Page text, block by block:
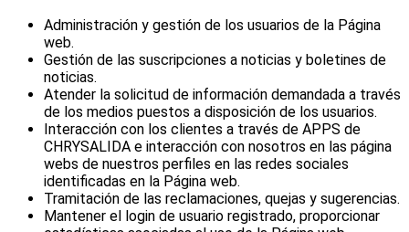
Administración y gestión de los usuarios de la Página
web.
Gestión de las suscripciones a noticias y boletines de
noticias.
Atender la solicitud de información demandada a través
de los medios puestos a disposición de los usuarios.
Interacción con los clientes a través de APPS de
CHRYSALIDA e interacción con nosotros en las página
webs de nuestros perfiles en las redes sociales
identificadas en la Página web.
Tramitación de las reclamaciones, quejas y sugerencias.
Mantener el login de usuario registrado, proporcionar